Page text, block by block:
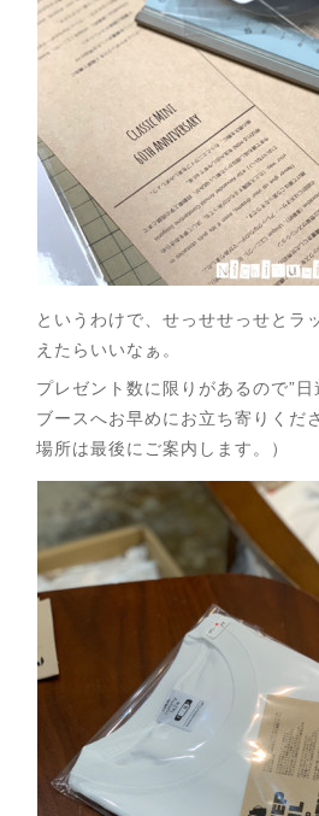
というわけで、せっせせっせとラ
えたらいいなぁ。
プレゼント数に限りがあるので”
ブースへお早めにお立ち寄りくだ
場所は最後にご案内します。）